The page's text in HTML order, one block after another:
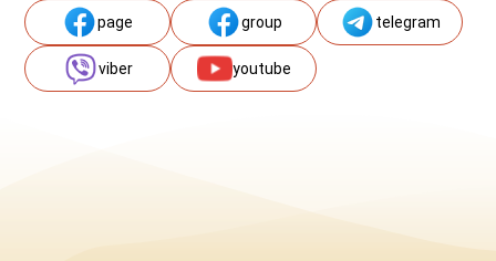
page group telegram
viber youtube